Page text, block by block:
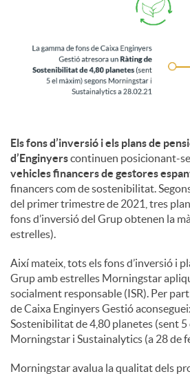
Els fons d’inversió i els plans de
d’Enginyerscontinuen posicionant-se
vehicles financers de gestores
financers com de sostenibilitat.
del primer trimestre de 2021, tres
fons d’inversió del Grup obtenen la
estrelles).
Així mateix, tots els fons d’inversió i
Grup amb estrelles Morningstar
socialment responsable (ISR). Per
de Caixa Enginyers Gestió
Sostenibilitat de 4,80 planetes (sent 5
Morningstar i Sustainalytics (a 28 de
Morningstar avalua la qualitat dels